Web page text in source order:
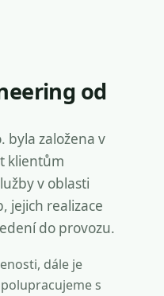
od
byla založena v
klientům
v oblasti
jejich realizace
do provozu.
dále je
s